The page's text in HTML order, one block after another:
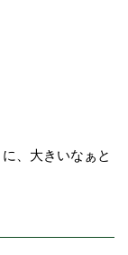
、大きいなぁと